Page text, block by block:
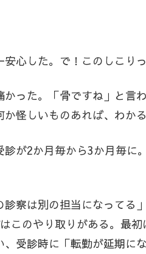
心した。で！このしこり
った。「骨ですね」と言
怪しいものあれば、わか
が2か月毎から3か月毎に
察は別の担当になってる
このやり取りがある。最
、受診時に「転勤が延期